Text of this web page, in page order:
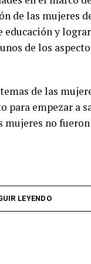
de las mujeres
y
de los
de las
para empezar a
mujeres no
LEYENDO